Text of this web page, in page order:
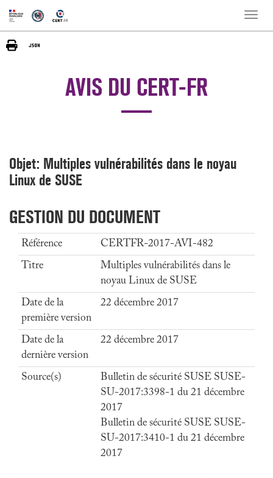
Toggle
AVIS DU CERT-FR
Objet: Multiples vulnérabilités dans le noyau
Linux de SUSE
GESTION DU DOCUMENT
Référence
CERTFR-2017-AVI-482
Titre
Multiples vulnérabilités dans le
noyau Linux de SUSE
Date de la
première version
22 décembre 2017
Date de la
dernière version
22 décembre 2017
Source(s)
Bulletin de sécurité SUSE SUSE-
SU-2017:3398-1 du 21 décembre
2017
Bulletin de sécurité SUSE SUSE-
SU-2017:3410-1 du 21 décembre
2017